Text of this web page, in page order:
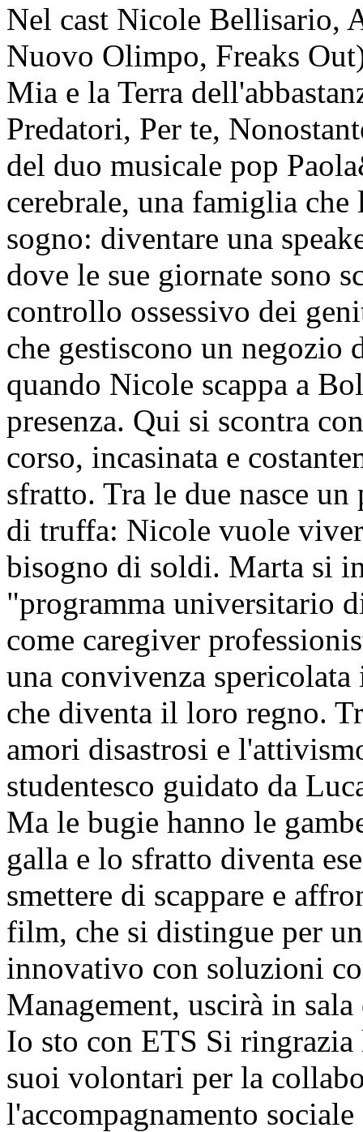
Nel cast Nicole Bellisario,
Nuovo Olimpo, Freaks
Mia e la Terra
Predatori, Per te,
del duo musicale pop
cerebrale, una famiglia
sogno: diventare una
dove le sue giornate sono
controllo ossessivo dei
che gestiscono un
quando Nicole scappa a
presenza. Qui si scontra
corso, incasinata e
sfratto. Tra le due nasce
di truffa: Nicole vuole
bisogno di soldi. Marta si
"programma universitario
come caregiver
una convivenza
che diventa il loro regno.
amori disastrosi e
studentesco guidato da
Ma le bugie hanno le
galla e lo sfratto diventa
smettere di scappare e
film, che si distingue per
innovativo con soluzioni
Management, uscirà in
Io sto con ETS Si
suoi volontari per la
l'accompagnamento